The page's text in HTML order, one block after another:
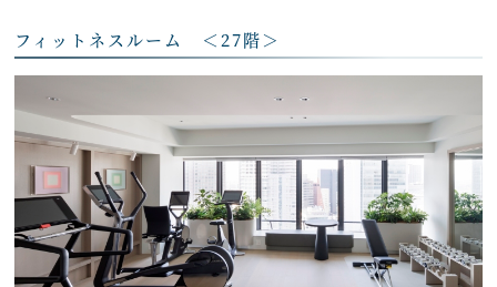
フィットネスルーム ＜27階＞